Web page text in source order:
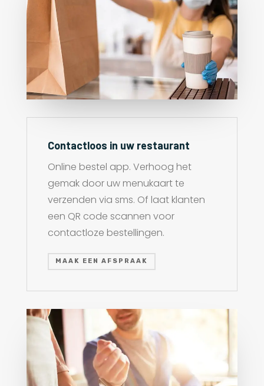
Contactloos in uw restaurant
Online bestel app. Verhoog het
gemak door uw menukaart te
verzenden via sms. Of laat klanten
een QR code scannen voor
contactloze bestellingen.
MAAK EEN AFSPRAAK